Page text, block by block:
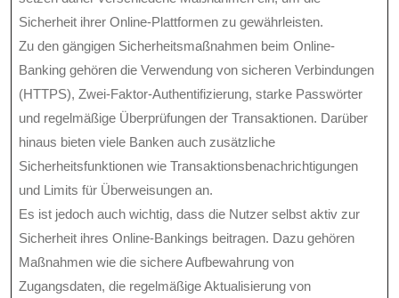
Sicherheit ihrer Online-Plattformen zu gewährleisten.
Zu den gängigen Sicherheitsmaßnahmen beim Online-
Banking gehören die Verwendung von sicheren Verbindungen
(HTTPS), Zwei-Faktor-Authentifizierung, starke Passwörter
und regelmäßige Überprüfungen der Transaktionen. Darüber
hinaus bieten viele Banken auch zusätzliche
Sicherheitsfunktionen wie Transaktionsbenachrichtigungen
und Limits für Überweisungen an.
Es ist jedoch auch wichtig, dass die Nutzer selbst aktiv zur
Sicherheit ihres Online-Bankings beitragen. Dazu gehören
Maßnahmen wie die sichere Aufbewahrung von
Zugangsdaten, die regelmäßige Aktualisierung von